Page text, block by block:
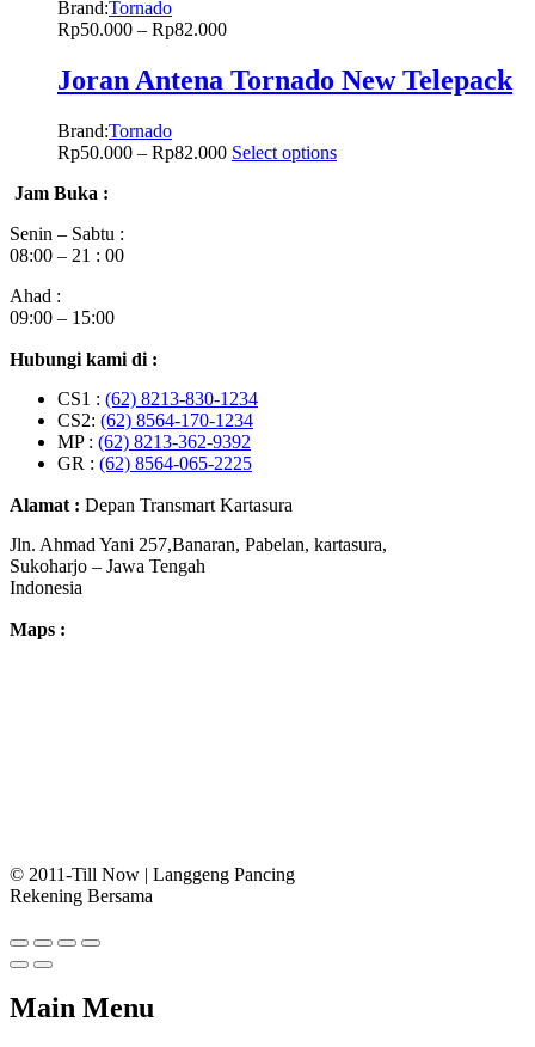
Brand:Tornado
Rp50.000 – Rp82.000
Joran Antena Tornado New Telepack
Brand:Tornado
Rp50.000 – Rp82.000 Select options
Jam Buka :
Senin – Sabtu :
08:00 – 21 : 00
Ahad :
09:00 – 15:00
Hubungi kami di :
CS1 : (62) 8213-830-1234
CS2: (62) 8564-170-1234
MP : (62) 8213-362-9392
GR : (62) 8564-065-2225
Alamat : Depan Transmart Kartasura
Jln. Ahmad Yani 257,Banaran, Pabelan, kartasura,
Sukoharjo – Jawa Tengah
Indonesia
Maps :
© 2011-Till Now | Langgeng Pancing
Rekening Bersama
Main Menu